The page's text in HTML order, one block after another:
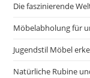
Die faszinierende
Möbelabholung für
Jugendstil Möbel
Natürliche Rubine